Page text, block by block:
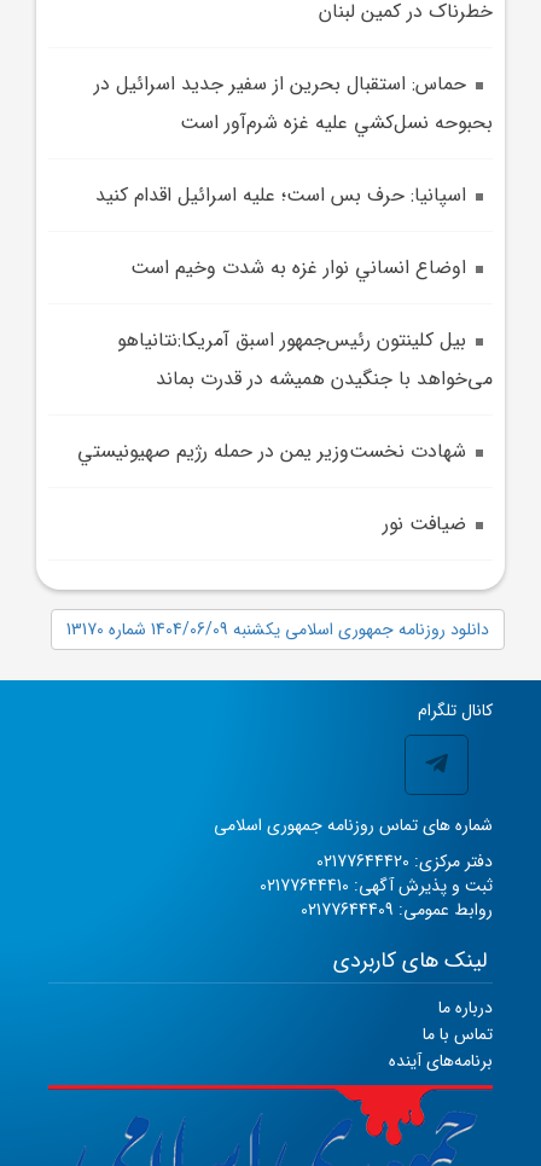
خطرناک در کمين لبنان
حماس: استقبال بحرين از سفير جديد اسرائيل در
بحبوحه نسل‌کشي عليه غزه شرم‌آور است
اسپانيا: حرف بس است؛ عليه اسرائيل اقدام کنيد
اوضاع انساني نوار غزه به شدت وخيم است
بيل کلينتون رئيس‌جمهور اسبق آمريکا:نتانیاهو
می‌خواهد با جنگیدن همیشه در قدرت بماند
شهادت نخست‌وزير يمن در حمله رژيم صهيونيستي
ضيافت نور
دانلود روزنامه جمهوری اسلامی یکشنبه 1404/06/09 شماره 13170
کانال تلگرام
شماره های تماس روزنامه جمهوری اسلامی
دفتر مرکزی: 02177644420
ثبت و پذیرش آگهی: 02177644410
روابط عمومی: 02177644409
لینک های کاربردی
درباره ما
تماس با ما
برنامه‌های آینده